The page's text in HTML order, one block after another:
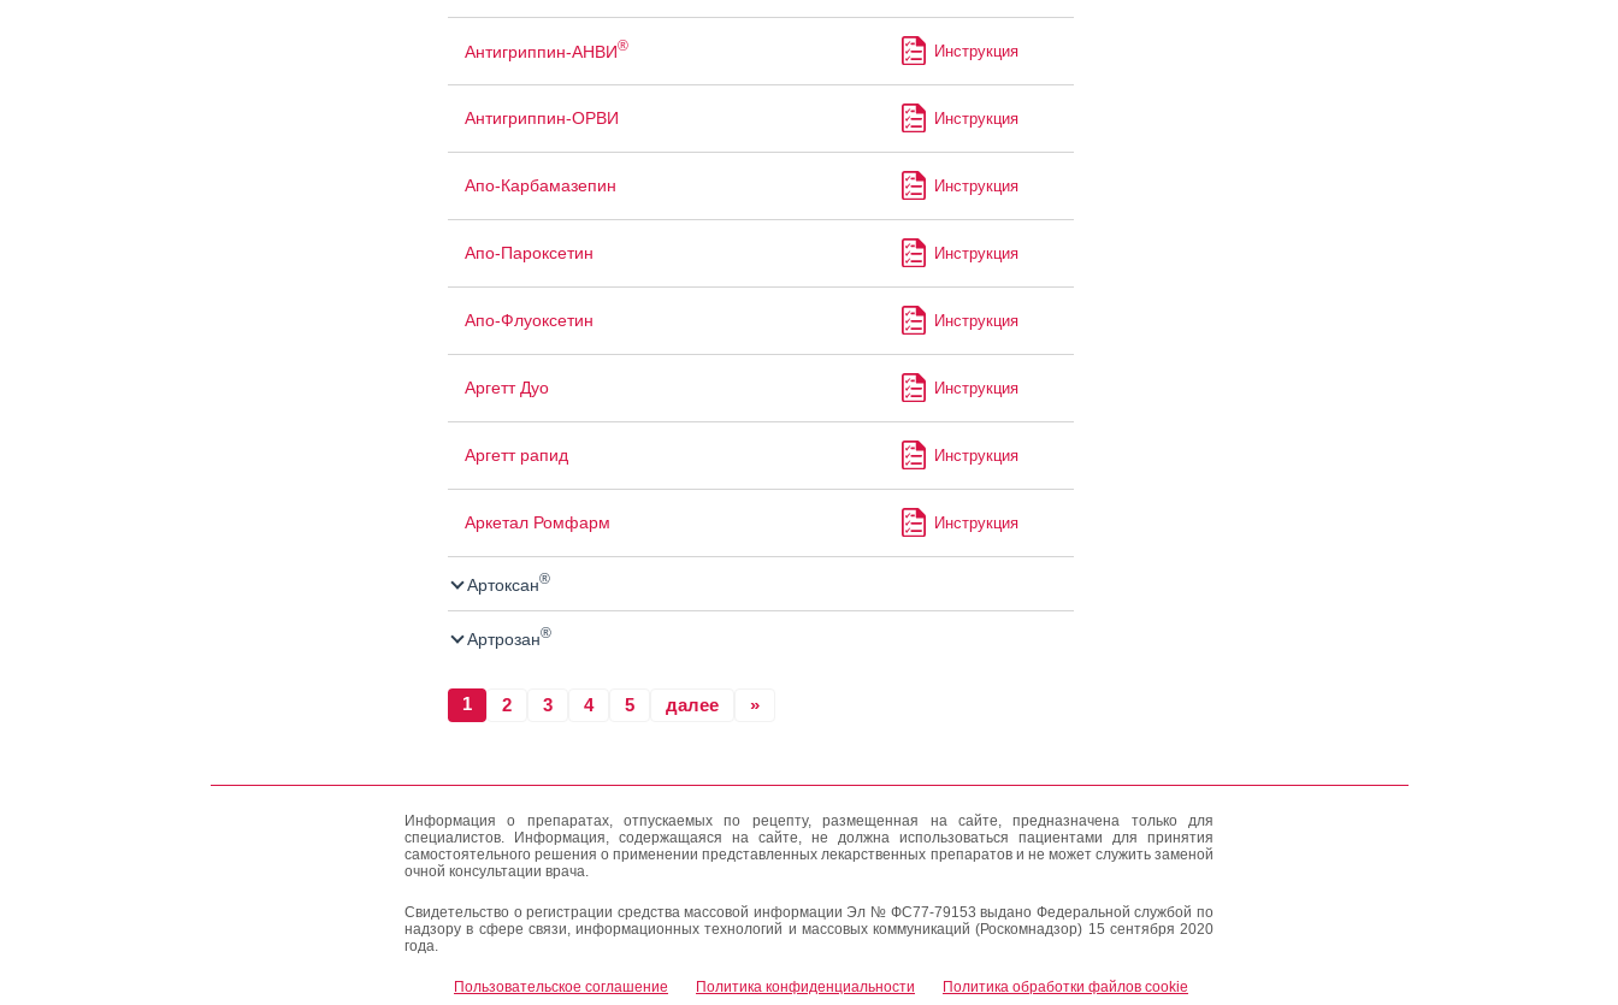
Антигриппин-АНВИ® Инструкция
Антигриппин-ОРВИ Инструкция
Апо-Карбамазепин Инструкция
Апо-Пароксетин Инструкция
Апо-Флуоксетин Инструкция
Аргетт Дуо Инструкция
Аргетт рапид Инструкция
Аркетал Ромфарм Инструкция
Артоксан®
Артрозан®
1 2 3 4 5 далее »
Информация о препаратах, отпускаемых по рецепту, размещенная на сайте, предназначена только для
специалистов. Информация, содержащаяся на сайте, не должна использоваться пациентами для принятия
самостоятельного решения о применении представленных лекарственных препаратов и не может служить заменой
очной консультации врача.
Свидетельство о регистрации средства массовой информации Эл № ФС77-79153 выдано Федеральной службой по
надзору в сфере связи, информационных технологий и массовых коммуникаций (Роскомнадзор) 15 сентября 2020
года.
Пользовательское соглашение Политика конфиденциальности Политика обработки файлов cookie